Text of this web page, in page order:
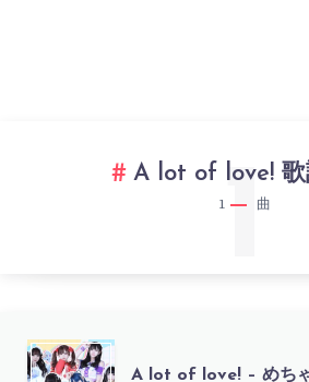
A lot of love! 歌
1 曲
1
A lot of love! – めち